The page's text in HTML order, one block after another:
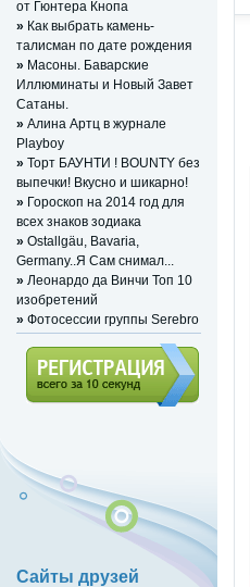
от Гюнтера Кнопа
» Как выбрать камень-
талисман по дате рождения
» Масоны. Баварские
Иллюминаты и Новый Завет
Сатаны.
» Алина Артц в журнале
Playboy
» Торт БАУНТИ ! BOUNTY без
выпечки! Вкусно и шикарно!
» Гороскоп на 2014 год для
всех знаков зодиака
» Ostallgäu, Bavaria,
Germany..Я Сам снимал...
» Леонардо да Винчи Топ 10
изобретений
» Фотосессии группы Serebro
Сайты друзей